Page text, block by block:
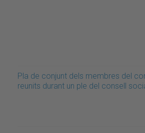
Pla de conjunt dels membres del
reunits durant un ple del consell